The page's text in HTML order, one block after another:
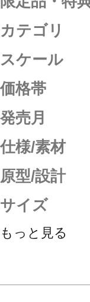
カテゴリ
スケール
価格帯
発売月
仕様/素材
原型/設計
サイズ
もっと見る